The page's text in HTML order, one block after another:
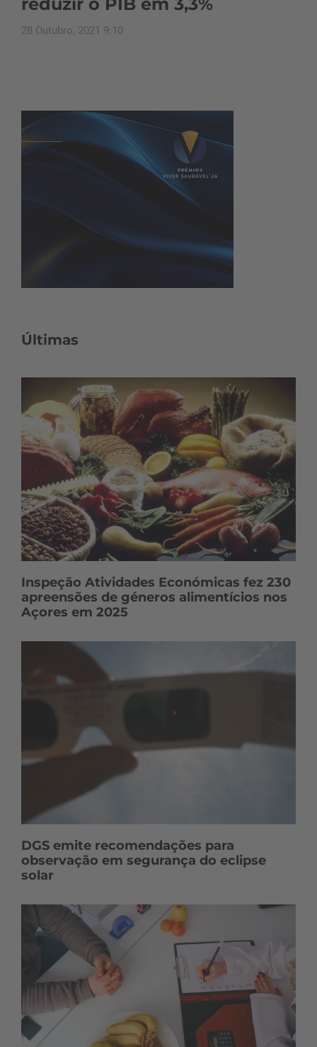
reduzir o PIB em 3,3%
28 Outubro, 2021 9:10
Últimas
Inspeção Atividades Económicas fez 230
apreensões de géneros alimentícios nos
Açores em 2025
DGS emite recomendações para
observação em segurança do eclipse
solar